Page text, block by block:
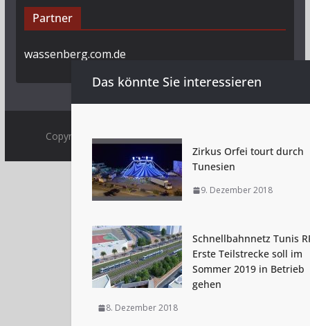
Partner
wassenberg.com.de
Copyright © 2009 - 2026 byTunesienexplorer.de
Das könnte Sie interessieren
Zirkus Orfei tourt durch
Tunesien
9. Dezember 2018
Schnellbahnnetz Tunis
Erste Teilstrecke soll im
Sommer 2019 in Betrieb
gehen
8. Dezember 2018